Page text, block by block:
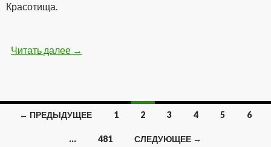
Красотища.
Читать далее Удивительные картины от Jeffrey Smith (9
→
Навигация
← ПРЕДЫДУЩЕЕ 1 2 3 4 5 6
… 481 СЛЕДУЮЩЕЕ →